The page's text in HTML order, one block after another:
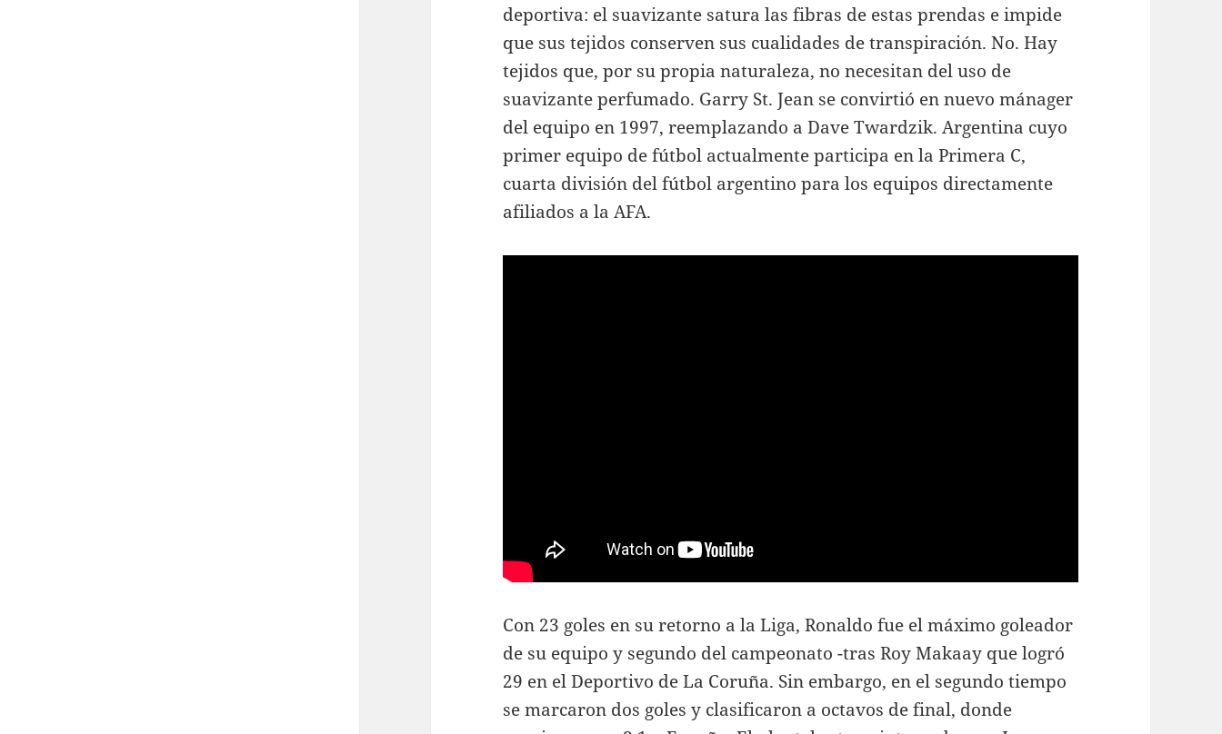
deportiva: el suavizante satura las fibras de estas prendas e impide
que sus tejidos conserven sus cualidades de transpiración. No. Hay
tejidos que, por su propia naturaleza, no necesitan del uso de
suavizante perfumado. Garry St. Jean se convirtió en nuevo mánager
del equipo en 1997, reemplazando a Dave Twardzik. Argentina cuyo
primer equipo de fútbol actualmente participa en la Primera C,
cuarta división del fútbol argentino para los equipos directamente
afiliados a la AFA.
Con 23 goles en su retorno a la Liga, Ronaldo fue el máximo goleador
de su equipo y segundo del campeonato -tras Roy Makaay que logró
29 en el Deportivo de La Coruña. Sin embargo, en el segundo tiempo
se marcaron dos goles y clasificaron a octavos de final, donde